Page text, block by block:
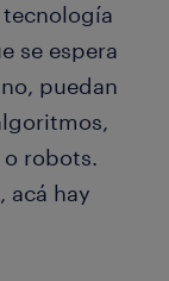
tecnología
se espera
puedan
robots.
acá hay